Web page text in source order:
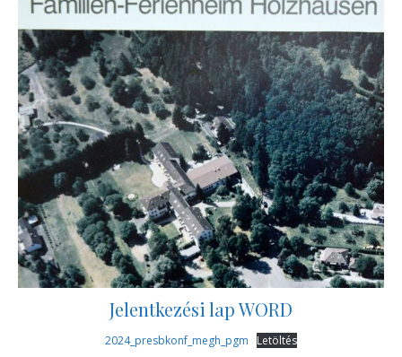
Jelentkezési lap WORD
2024_presbkonf_megh_pgm Letöltés